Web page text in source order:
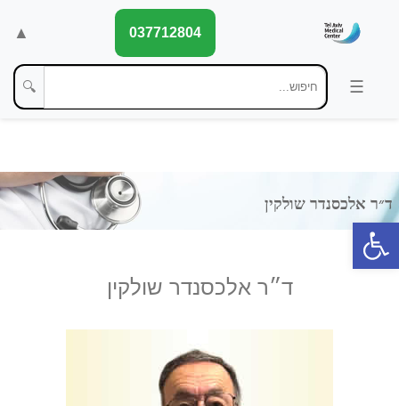
פתח סרגל נגישות
▲ 037712804
🔍
ד״ר אלכסנדר שולקין